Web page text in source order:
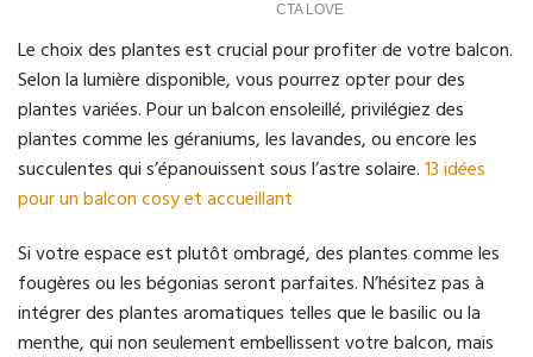
Le choix des plantes est crucial pour profiter de votre balcon.
Selon la lumière disponible, vous pourrez opter pour des
plantes variées. Pour un balcon ensoleillé, privilégiez des
plantes comme les géraniums, les lavandes, ou encore les
succulentes qui s’épanouissent sous l’astre solaire. 13 idées
pour un balcon cosy et accueillant
Si votre espace est plutôt ombragé, des plantes comme les
fougères ou les bégonias seront parfaites. N’hésitez pas à
intégrer des plantes aromatiques telles que le basilic ou la
menthe, qui non seulement embellissent votre balcon, mais